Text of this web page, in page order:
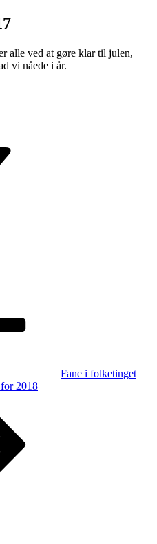
alle ved at gøre klar til julen,
vi nåede i år.
Fane i folketinget
2018